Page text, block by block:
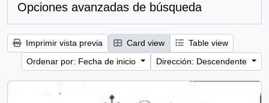
Opciones avanzadas de búsqueda
Imprimir vista previa Card view
Table view
Ordenar por: Fecha de inicio
Dirección: Descendente